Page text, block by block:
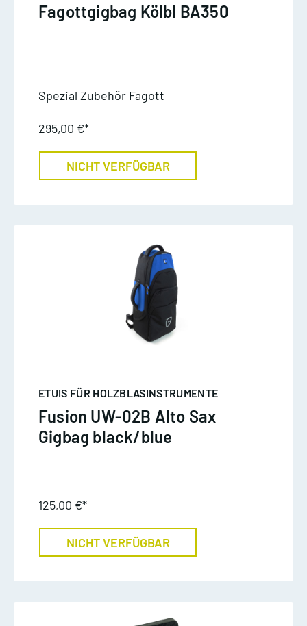
Fagottgigbag Kölbl BA350
Spezial Zubehör Fagott
295,00 €*
NICHT VERFÜGBAR
ETUIS FÜR HOLZBLASINSTRUMENTE
Fusion UW-02B Alto Sax
Gigbag black/blue
125,00 €*
NICHT VERFÜGBAR